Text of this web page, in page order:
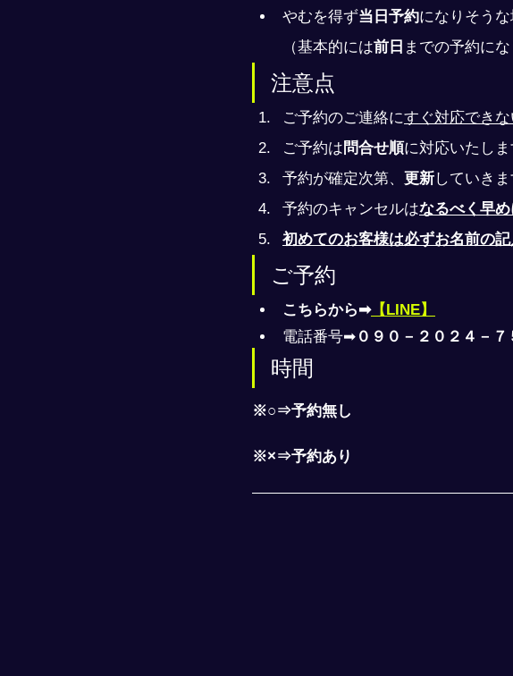
やむを得ず当日予約になりそう
（基本的には前日 までの予約にな
注意点
ご予約のご連絡にすぐ対応でき
ご予約は 問合せ順に対応いたしま
予約が確定次第、 更新していきま
予約のキャンセルはなるべく早め
初めてのお客様は必ずお名前の記
ご予約
こちらから➡【LINE】
電話番号➡ ０９０－２０２４－７
時間
※○⇒予約無し
※×⇒予約あり